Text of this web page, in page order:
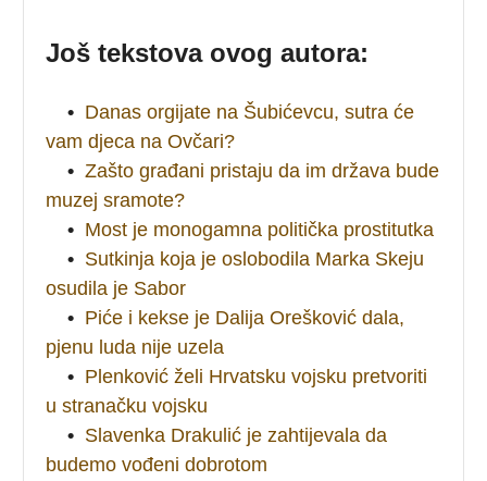
Još tekstova ovog autora:
• Danas orgijate na Šubićevcu, sutra će
vam djeca na Ovčari?
• Zašto građani pristaju da im država bude
muzej sramote?
• Most je monogamna politička prostitutka
• Sutkinja koja je oslobodila Marka Skeju
osudila je Sabor
• Piće i kekse je Dalija Orešković dala,
pjenu luda nije uzela
• Plenković želi Hrvatsku vojsku pretvoriti
u stranačku vojsku
• Slavenka Drakulić je zahtijevala da
budemo vođeni dobrotom